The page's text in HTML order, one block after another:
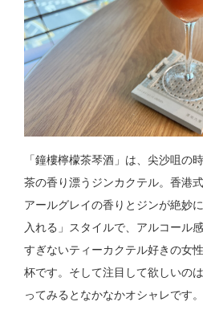
「鐘樓檸檬茶琴酒」は、尖沙咀の
茶の香り漂うジンカクテル。香港
アールグレイの香りとジンが絶妙
入れる」スタイルで、アルコール
すぎないティーカクテル好きの女
杯です。そして注目して欲しいの
ってみるとなかなかオシャレです